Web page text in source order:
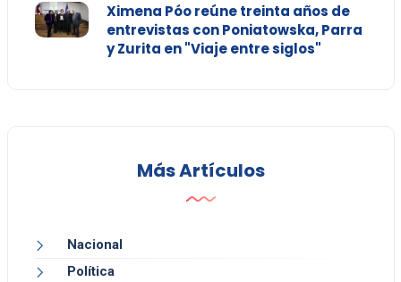
Ximena Póo reúne treinta años de
entrevistas con Poniatowska, Parra
y Zurita en "Viaje entre siglos"
Más Artículos
Nacional
Política